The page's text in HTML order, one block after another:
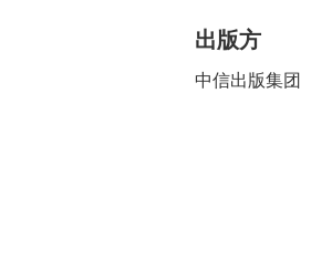
出版方
中信出版集团